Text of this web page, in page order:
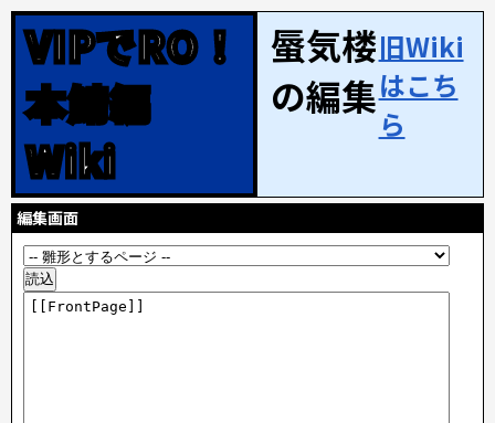
VIPでRO！
本鯖編
Wiki
蜃気楼
の編集
旧Wiki
はこち
ら
編集画面